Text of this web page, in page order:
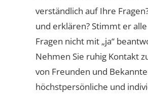
verständlich auf Ihre
und erklären? Stimmt er
Fragen nicht mit „ja“
Nehmen Sie ruhig Kontakt
von Freunden und
höchstpersönliche und